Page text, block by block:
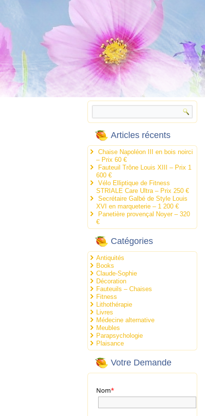
Articles récents
Chaise Napoléon III en bois noirci
– Prix 60 €
Fauteuil Trône Louis XIII – Prix 1
600 €
Vélo Elliptique de Fitness
STRIALE Care Ultra – Prix 250 €
Secrétaire Galbé de Style Louis
XVI en marqueterie – 1 200 €
Panetière provençal Noyer – 320
€
Catégories
Antiquités
Books
Claude-Sophie
Décoration
Fauteuils – Chaises
Fitness
Lithothérapie
Livres
Médecine alternative
Meubles
Parapsychologie
Plaisance
Votre Demande
Nom*